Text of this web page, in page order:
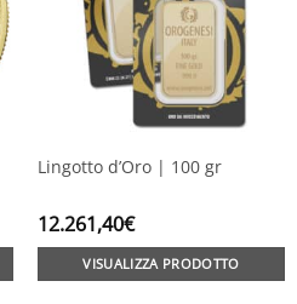
Lingotto d’Oro | 100 gr
12.261,40€
VISUALIZZA PRODOTTO